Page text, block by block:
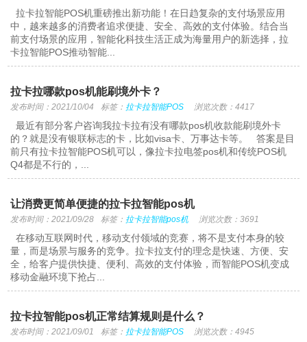
拉卡拉智能POS机重磅推出新功能！在日趋复杂的支付场景应用
中，越来越多的消费者追求便捷、安全、高效的支付体验。结合当
前支付场景的应用，智能化科技生活正成为海量用户的新选择，拉
卡拉智能POS推动智能...
拉卡拉哪款pos机能刷境外卡？
发布时间：2021/10/04 标签： 拉卡拉智能POS 浏览次数：4417
最近有部分客户咨询我拉卡拉有没有哪款pos机收款能刷境外卡
的？就是没有银联标志的卡，比如visa卡、万事达卡等。 答案是目
前只有拉卡拉智能POS机可以，像拉卡拉电签pos机和传统POS机
Q4都是不行的，...
让消费更简单便捷的拉卡拉智能pos机
发布时间：2021/09/28 标签： 拉卡拉智能pos机 浏览次数：3691
在移动互联网时代，移动支付领域的竞赛，将不是支付本身的较
量，而是场景与服务的竞争。拉卡拉支付的理念是快速、方便、安
全，给客户提供快捷、便利、高效的支付体验，而智能POS机变成
移动金融环境下抢占...
拉卡拉智能pos机正常结算规则是什么？
发布时间：2021/09/01 标签： 拉卡拉智能POS 浏览次数：4945